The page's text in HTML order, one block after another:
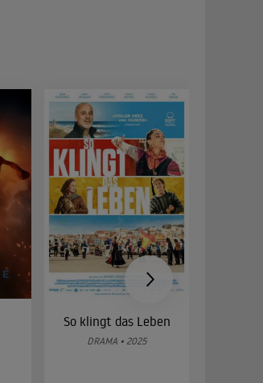
So klingt das Leben
DRAMA • 2025